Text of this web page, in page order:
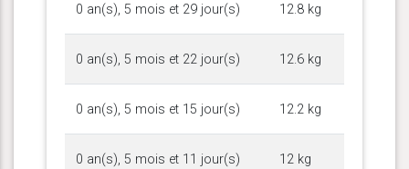
0 an(s), 5 mois et 29 jour(s) 12.8 kg
0 an(s), 5 mois et 22 jour(s) 12.6 kg
0 an(s), 5 mois et 15 jour(s) 12.2 kg
0 an(s), 5 mois et 11 jour(s) 12 kg